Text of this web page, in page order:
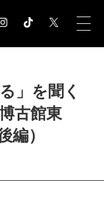
事
展覧会情報
」を聞く
古館東
）